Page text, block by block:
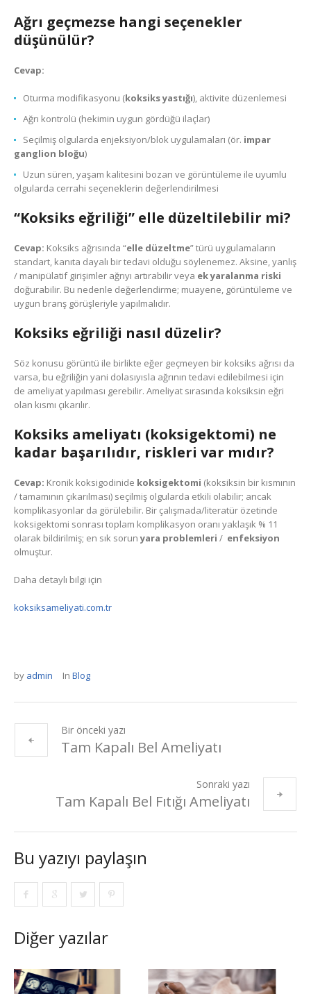
Ağrı geçmezse hangi seçenekler
düşünülür?
Cevap:
Oturma modifikasyonu (koksiks yastığı), aktivite düzenlemesi
Ağrı kontrolü (hekimin uygun gördüğü ilaçlar)
Seçilmiş olgularda enjeksiyon/blok uygulamaları (ör. impar
ganglion bloğu)
Uzun süren, yaşam kalitesini bozan ve görüntüleme ile uyumlu
olgularda cerrahi seçeneklerin değerlendirilmesi
“Koksiks eğriliği” elle düzeltilebilir mi?
Cevap: Koksiks ağrısında “elle düzeltme” türü uygulamaların
standart, kanıta dayalı bir tedavi olduğu söylenemez. Aksine, yanlış
/ manipülatif girişimler ağrıyı artırabilir veya ek yaralanma riski
doğurabilir. Bu nedenle değerlendirme; muayene, görüntüleme ve
uygun branş görüşleriyle yapılmalıdır.
Koksiks eğriliği nasıl düzelir?
Söz konusu görüntü ile birlikte eğer geçmeyen bir koksiks ağrısı da
varsa, bu eğriliğin yani dolasıyısla ağrının tedavi edilebilmesi için
de ameliyat yapılması gerebilir. Ameliyat sırasında koksiksin eğri
olan kısmı çıkarılır.
Koksiks ameliyatı (koksigektomi) ne
kadar başarılıdır, riskleri var mıdır?
Cevap: Kronik koksigodinide koksigektomi (koksiksin bir kısmının
/ tamamının çıkarılması) seçilmiş olgularda etkili olabilir; ancak
komplikasyonlar da görülebilir. Bir çalışmada/literatür özetinde
koksigektomi sonrası toplam komplikasyon oranı yaklaşık % 11
olarak bildirilmiş; en sık sorunyara problemleri / enfeksiyon
olmuştur.
Daha detaylı bilgi için
koksiksameliyati.com.tr
by admin In Blog
Bir önceki yazı
Tam Kapalı Bel Ameliyatı
Sonraki yazı
Tam Kapalı Bel Fıtığı Ameliyatı
Bu yazıyı paylaşın
Diğer yazılar